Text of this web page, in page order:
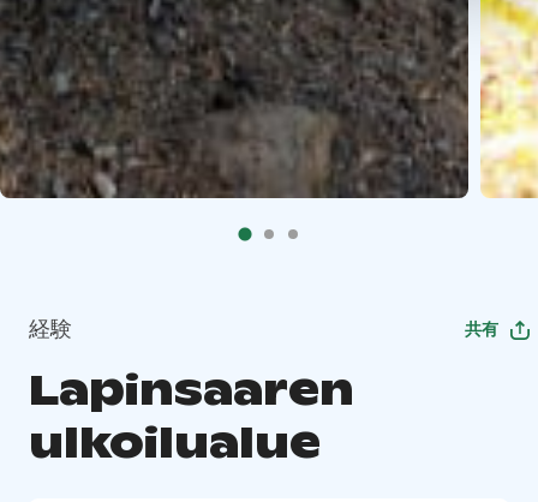
経験 共有
Lapinsaaren
ulkoilualue